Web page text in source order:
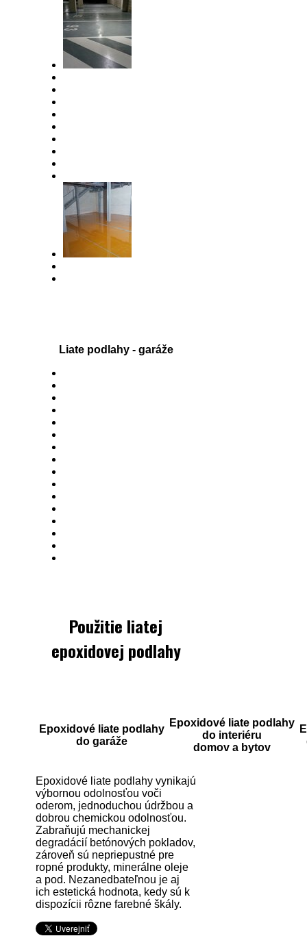
Liate podlahy - garáže
Použitie liatej
epoxidovej podlahy
Epoxidové liate podlahy
do garáže
Epoxidové l iate podlahy
do interiéru
domov a bytov
Epoxidové liate podlahy vynikajú
výbornou odolnosťou voči
oderom, jednoduchou údržbou a
dobrou chemickou odolnosťou.
Zabraňujú mechanickej
degradácií betónových pokladov,
zároveň sú nepriepustné pre
ropné produkty, minerálne oleje
a pod. Nezanedbateľnou je aj
ich estetická hodnota, kedy sú k
dispozícii rôzne farebné škály.